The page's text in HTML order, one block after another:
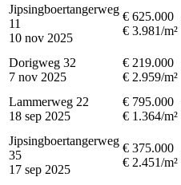
Jipsingboertangerweg
11
10 nov 2025
€ 625.000
€ 3.981/m²
Dorigweg 32
7 nov 2025
€ 219.000
€ 2.959/m²
Lammerweg 22
18 sep 2025
€ 795.000
€ 1.364/m²
Jipsingboertangerweg
35
17 sep 2025
€ 375.000
€ 2.451/m²